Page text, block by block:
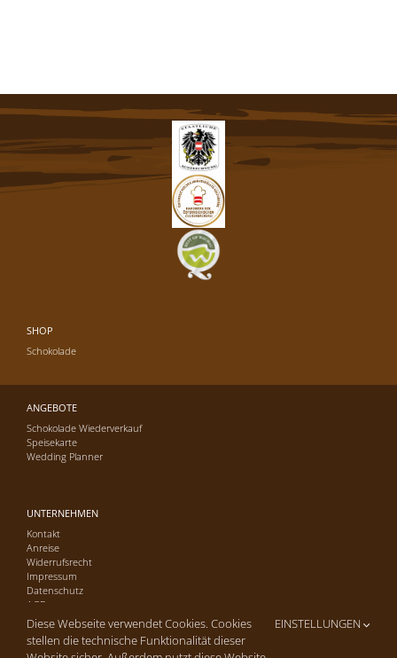
SHOP
Schokolade
ANGEBOTE
Schokolade Wiederverkauf
Speisekarte
Wedding Planner
UNTERNEHMEN
Kontakt
Anreise
Widerrufsrecht
Impressum
Datenschutz
AGB
Diese Webseite verwendet Cookies. Cookies
stellen die technische Funktionalität dieser
EINSTELLUNGEN